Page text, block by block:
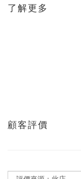
了解更多
顧客評價